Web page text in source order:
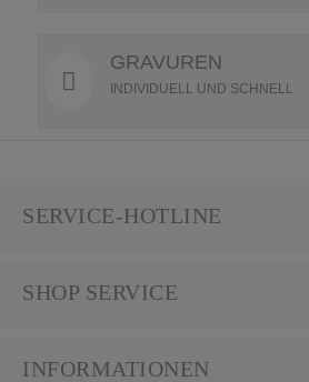
GRAVUREN
INDIVIDUELL UND SCHNELL
SERVICE-HOTLINE
SHOP SERVICE
INFORMATIONEN